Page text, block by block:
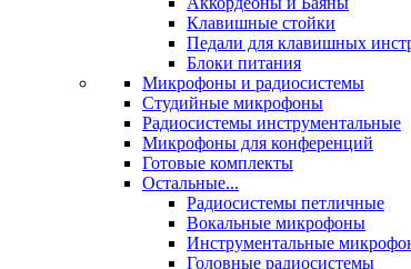
Клавишные стойки
Педали для клавишных
Блоки питания
Микрофоны и радиосистемы
Студийные микрофоны
Радиосистемы инструментальные
Микрофоны для конференций
Готовые комплекты
Остальные...
Радиосистемы петличные
Вокальные микрофоны
Инструментальные
Головные радиосистемы